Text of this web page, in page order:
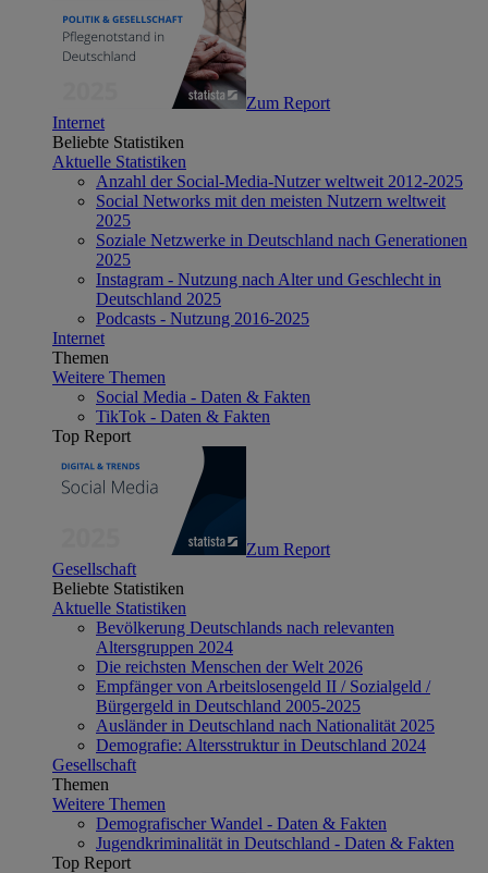
Zum Report
Internet
Beliebte Statistiken
Aktuelle Statistiken
Anzahl der Social-Media-Nutzer weltweit 2012-2025
Social Networks mit den meisten Nutzern weltweit
2025
Soziale Netzwerke in Deutschland nach Generationen
2025
Instagram - Nutzung nach Alter und Geschlecht in
Deutschland 2025
Podcasts - Nutzung 2016-2025
Internet
Themen
Weitere Themen
Social Media - Daten & Fakten
TikTok - Daten & Fakten
Top Report
Zum Report
Gesellschaft
Beliebte Statistiken
Aktuelle Statistiken
Bevölkerung Deutschlands nach relevanten
Altersgruppen 2024
Die reichsten Menschen der Welt 2026
Empfänger von Arbeitslosengeld II / Sozialgeld /
Bürgergeld in Deutschland 2005-2025
Ausländer in Deutschland nach Nationalität 2025
Demografie: Altersstruktur in Deutschland 2024
Gesellschaft
Themen
Weitere Themen
Demografischer Wandel - Daten & Fakten
Jugendkriminalität in Deutschland - Daten & Fakten
Top Report